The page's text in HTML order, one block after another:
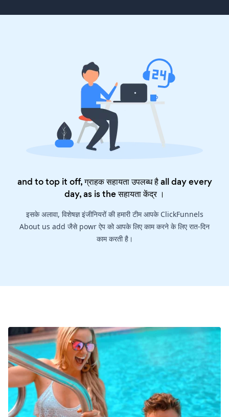
and to top it off, ग्राहक सहायता उपलब्ध है all day every
day, as is theसहायता केंद्र।
इसके अलावा, विशेषज्ञ इंजीनियरों की हमारी टीम आपके ClickFunnels
About us add जैसे powr ऐप को आपके लिए काम करने के लिए रात-दिन
काम करती है।